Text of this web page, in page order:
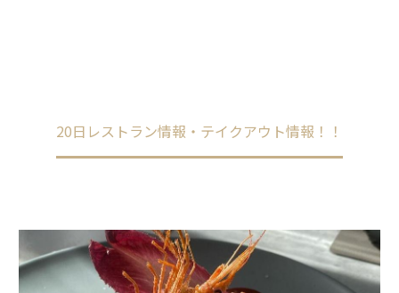
20日レストラン情報・テイクアウト情報！！